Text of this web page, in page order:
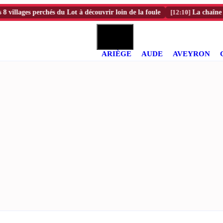
perchés du Lot à découvrir loin de la foule [12:10] La chaîne de
ARIÈGE AUDE AVEYRON